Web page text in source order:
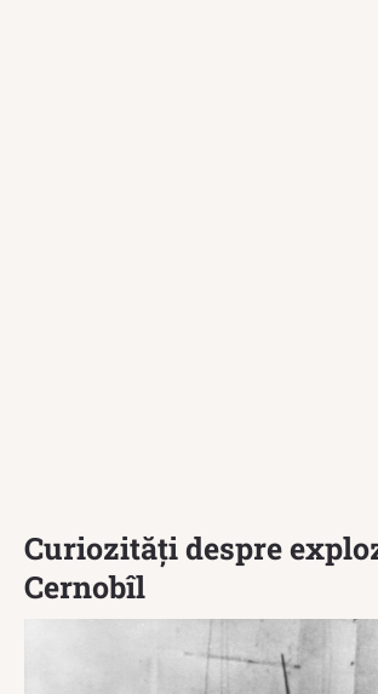
Curiozități despre
Cernobîl